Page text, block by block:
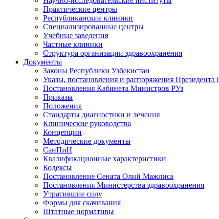
Практические центры
Республиканские клиники
Специализированные центры
Учебные заведения
Частные клиники
Структура организации здравоохранения
Документы
Законы Республики Узбекистан
Указы, постановления и распоряжения Президента
Постановления Кабинета Министров РУз
Приказы
Положения
Стандарты диагностики и лечения
Клинические руководства
Концепции
Методические документы
СанПиН
Квалификационные характеристики
Кодексы
Постановление Сената Олий Мажлиса
Постановления Министерства здравоохранения
Утратившие силу
Формы для скачивания
Штатные нормативы